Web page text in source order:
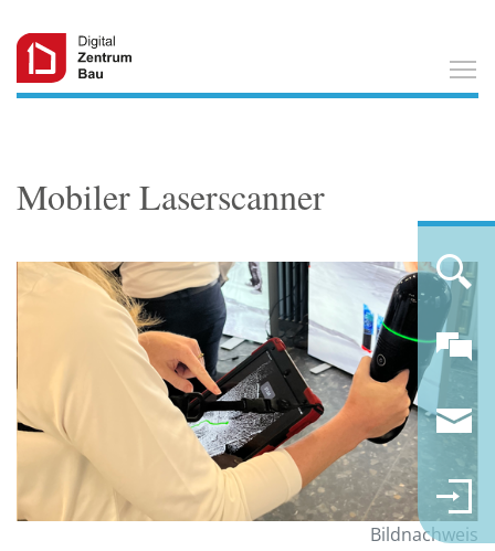
Mobiler Laserscanner
Bildnachweis